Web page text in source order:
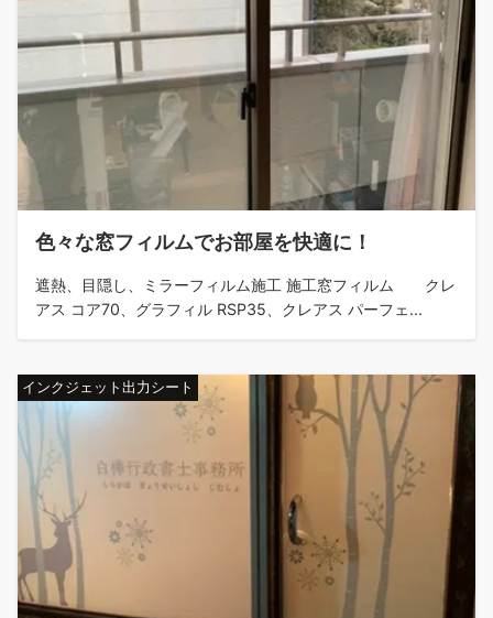
色々な窓フィルムでお部屋を快適に！
遮熱、目隠し、ミラーフィルム施工 施工窓フィルム クレ
アス コア70、グラフィル RSP35、クレアス パーフェ...
インクジェット出力シート